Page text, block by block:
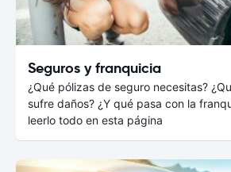
Seguros y franquicia
¿Qué pólizas de seguro necesitas?
sufre daños? ¿Y qué pasa con la
leerlo todo en esta página